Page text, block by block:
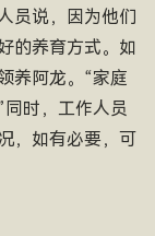
员说，因为他们
的养育方式。如
养阿龙。“家庭
时，工作人员
，如有必要，可